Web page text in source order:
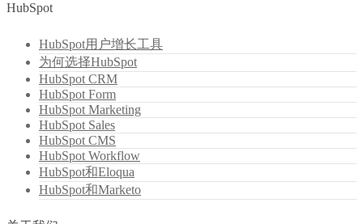
HubSpot
HubSpot用户增长工具
为何选择HubSpot
HubSpot CRM
HubSpot Form
HubSpot Marketing
HubSpot Sales
HubSpot CMS
HubSpot Workflow
HubSpot和Eloqua
HubSpot和Marketo